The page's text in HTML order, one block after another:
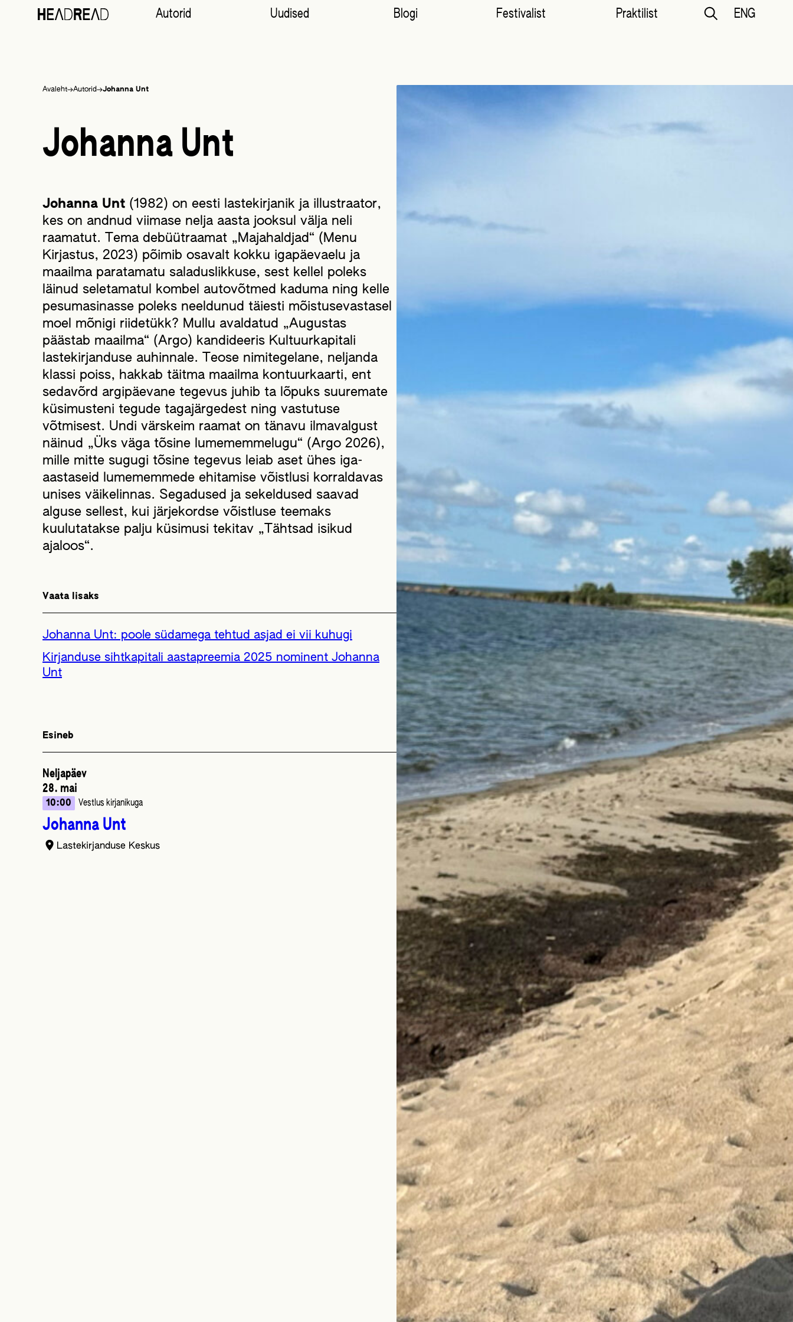
ENG
Autorid Uudised Blogi Festivalist Praktilist
Avaleht Autorid Johanna Unt
Johanna Unt
Johanna Unt (1982) on eesti lastekirjanik ja illustraator,
kes on andnud viimase nelja aasta jooksul välja neli
raamatut. Tema debüütraamat „Majahaldjad“ (Menu
Kirjastus, 2023) põimib osavalt kokku igapäevaelu ja
maailma paratamatu saladuslikkuse, sest kellel poleks
läinud seletamatul kombel autovõtmed kaduma ning kelle
pesumasinasse poleks neeldunud täiesti mõistusevastasel
moel mõnigi riidetükk? Mullu avaldatud „Augustas
päästab maailma“ (Argo) kandideeris Kultuurkapitali
lastekirjanduse auhinnale. Teose nimitegelane, neljanda
klassi poiss, hakkab täitma maailma kontuurkaarti, ent
sedavõrd argipäevane tegevus juhib ta lõpuks suuremate
küsimusteni tegude tagajärgedest ning vastutuse
võtmisest. Undi värskeim raamat on tänavu ilmavalgust
näinud „Üks väga tõsine lumememmelugu“ (Argo 2026),
mille mitte sugugi tõsine tegevus leiab aset ühes iga-
aastaseid lumememmede ehitamise võistlusi korraldavas
unises väikelinnas. Segadused ja sekeldused saavad
alguse sellest, kui järjekordse võistluse teemaks
kuulutatakse palju küsimusi tekitav „Tähtsad isikud
ajaloos“.
Vaata lisaks
Johanna Unt: poole südamega tehtud asjad ei vii kuhugi
Kirjanduse sihtkapitali aastapreemia 2025 nominent Johanna
Unt
Esineb
Neljapäev
28. mai
10:00 Vestlus kirjanikuga
Johanna Unt
Lastekirjanduse Keskus